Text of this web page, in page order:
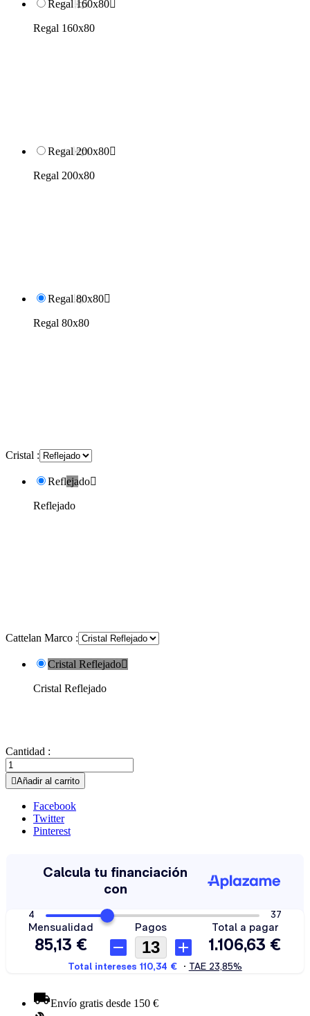
Regal 160x80
Regal 160x80
Regal 200x80
Regal 200x80
Regal 80x80
Regal 80x80
Cristal :
Reflejado
Reflejado
Cattelan Marco :
Cristal Reflejado
Cristal Reflejado
Cantidad :
Añadir al carrito
Facebook
Twitter
Pinterest
Envío gratis desde 150 €